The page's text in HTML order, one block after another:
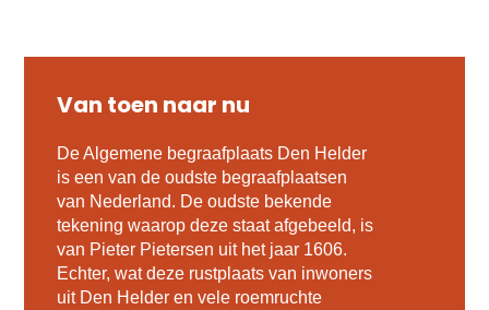
Van toen naar nu
De Algemene begraafplaats Den Helder
is een van de oudste begraafplaatsen
van Nederland. De oudste bekende
tekening waarop deze staat afgebeeld, is
van Pieter Pietersen uit het jaar 1606.
Echter, wat deze rustplaats van inwoners
uit Den Helder en vele roemruchte